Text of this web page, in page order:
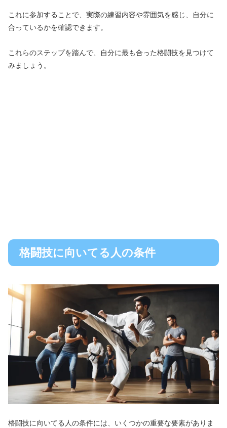
これに参加することで、実際の練習内容や雰囲気を感じ、自分に
合っているかを確認できます。
これらのステップを踏んで、自分に最も合った格闘技を見つけて
みましょう。
格闘技に向いてる人の条件
格闘技に向いてる人の条件には、いくつかの重要な要素がありま